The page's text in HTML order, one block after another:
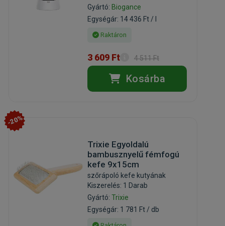
Gyártó: Biogance
Egységár: 14 436 Ft / l
Raktáron
3 609 Ft 4 511 Ft
Kosárba
-20%
Trixie Egyoldalú
bambusznyelű fémfogú
kefe 9x15cm
szőrápoló kefe kutyának
Kiszerelés: 1 Darab
Gyártó: Trixie
Egységár: 1 781 Ft / db